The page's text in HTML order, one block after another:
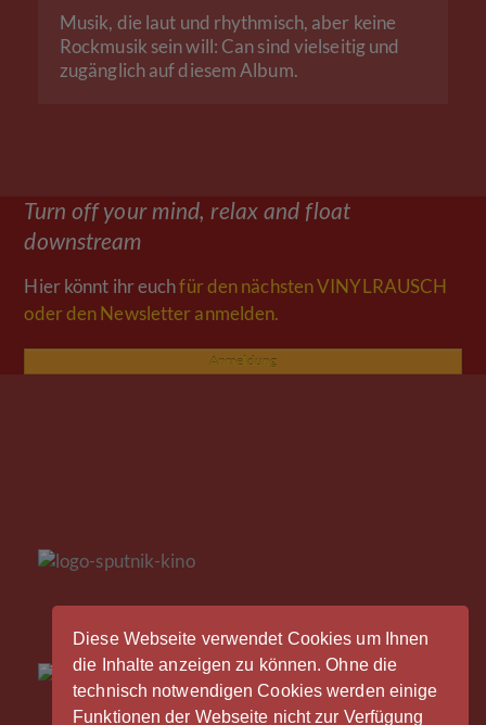
Diese Webseite verwendet Cookies um Ihnen
die Inhalte anzeigen zu können. Ohne die
technisch notwendigen Cookies werden einige
Funktionen der Webseite nicht zur Verfügung
Musik, die laut und rhythmisch, aber keine
Rockmusik sein will: Can sind vielseitig und
zugänglich auf diesem Album.
Turn off your mind, relax and float
downstream
Hier könnt ihr euchfür den nächsten VINYLRAUSCH
oder den Newsletter anmelden.
Anmeldung